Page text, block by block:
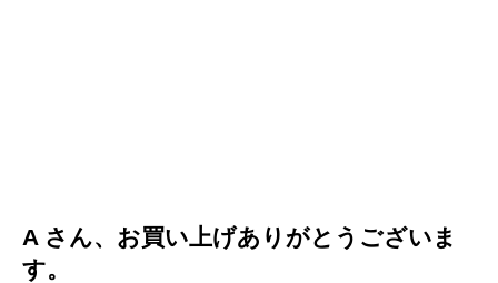
A さん、お買い上げありがとうございま
す。